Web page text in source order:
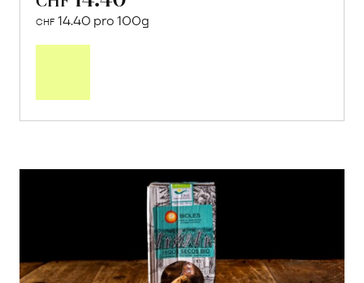
CHF 14.40 pro 100g